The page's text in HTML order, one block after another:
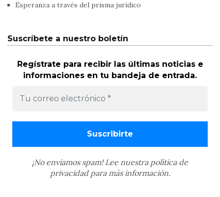
Esperanza a través del prisma jurídico
Suscríbete a nuestro boletín
Regístrate para recibir las últimas noticias e
informaciones en tu bandeja de entrada.
¡No enviamos spam! Lee nuestra política de
privacidadpara más información.